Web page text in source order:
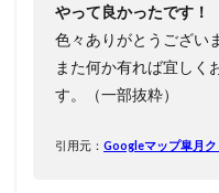
やって良かったです！
色々ありがとうござい
また何か有れば宜しく
す。（一部抜粋）
引用元： Googleマップ皐月ク